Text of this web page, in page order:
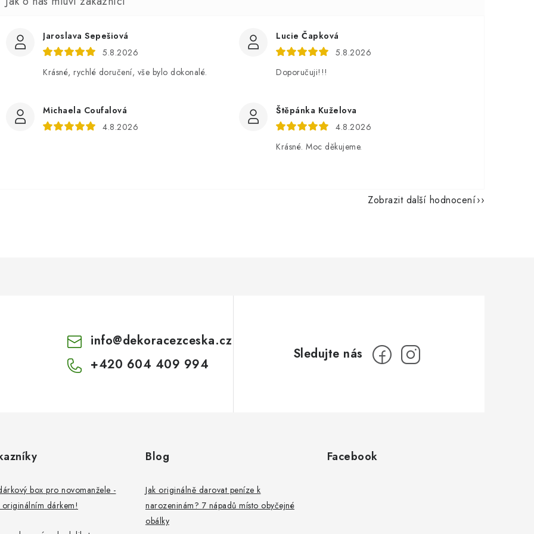
Jaroslava Sepešiová
5.8.2026
Krásné, rychlé doručení, vše bylo dokonalé.
Lucie Čapková
5.8.2026
Doporučuji!!!
Michaela Coufalová
4.8.2026
Štěpánka Kuželova
4.8.2026
Krásné. Moc děkujeme.
Zobrazit další hodnocení
info@dekoracezceska.cz
+420 604 409 994
box pro novomanžele -
originálním dárkem!
Blog
Jak originálně darovat peníze k
narozeninám? 7 nápadů místo obyčejné
obálky
Facebook